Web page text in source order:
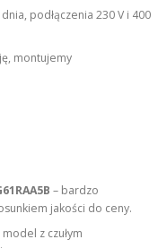
podłączenia 230 V i 400
montujemy
– bardzo
jakości do ceny.
model z czułym